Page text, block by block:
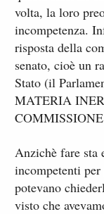
volta, la loro
incompetenza.
risposta della
senato, cioè un
Stato (il
MATERIA
Anzichè fare sta
incompetenti
potevano
visto che